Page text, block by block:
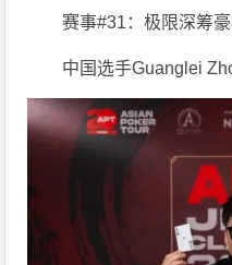
赛事#31：极限深筹
中国选手Guanglei